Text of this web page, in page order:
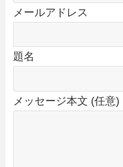
メールアドレス
題名
メッセージ本文 (任意)